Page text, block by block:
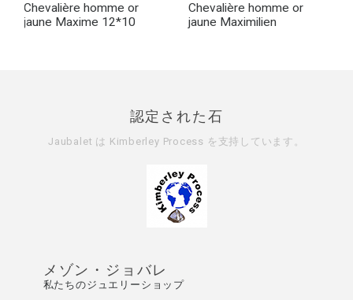
Chevalière homme or
jaune Maxime 12*10
Chevalière homme or
jaune Maximilien
認定された石
Jaubalet は Kimberley Process を支持しています。
メゾン・ジョバレ
私たちのジュエリーショップ